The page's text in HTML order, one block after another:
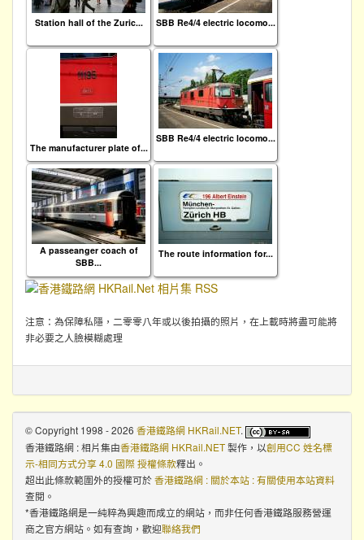
Station hall of the Zuric... SBB Re4/4 electric locomo...
The manufacturer plate of...
SBB Re4/4 electric locomo...
A passeanger coach of
SBB...
The route information for...
注意：為保障私隱，二零零八年或以後拍攝的照片，在上載時將盡可能將
非必要之人臉模糊處理
© Copyright 1998 - 2026 香港鐵路網 HKRail.NET.
香港鐵路網 : 相片集由香港鐵路網 HKRail.NET製作，以創用CC 姓名標
示-相同方式分享 4.0 國際 授權條款釋出。
超出此條款範圍外的授權可於香港鐵路網 : 關於本站 : 有關使用本站資料
查閱。
*香港鐵路網是一純粹為興趣而成立的網站，而非任何香港鐵路服務營運
商之官方網站。如有查詢，歡迎聯絡我們